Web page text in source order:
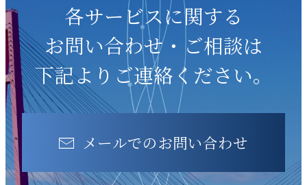
各サービスに関する
お問い合わせ・ご相談は
下記よりご連絡ください。
メールでのお問い合わせ